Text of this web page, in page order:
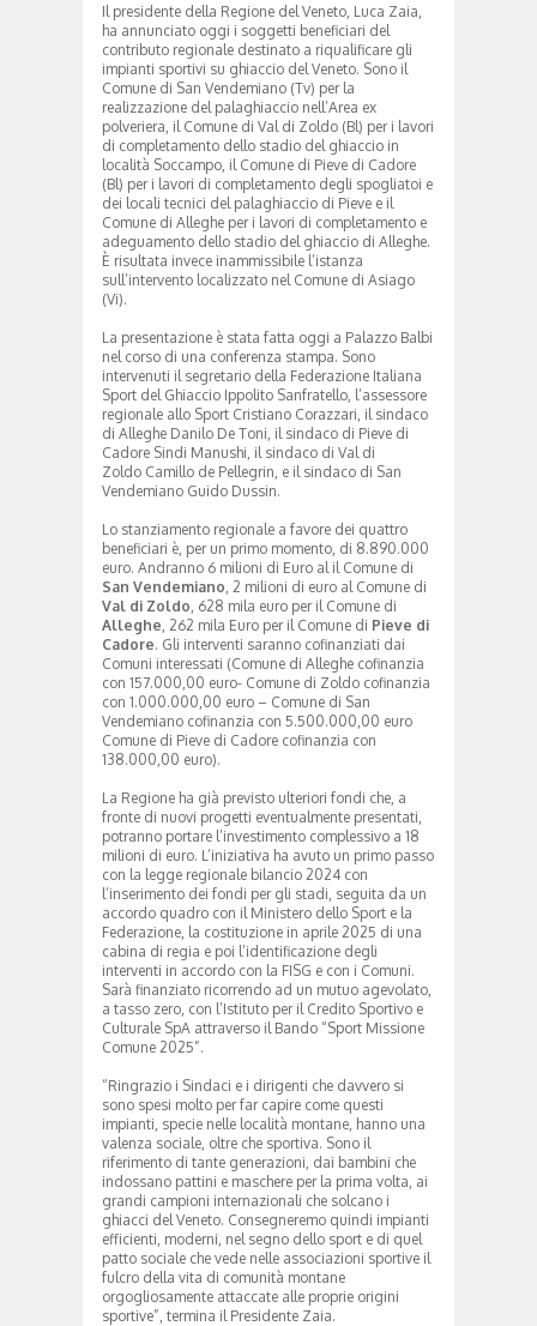
Il presidente della Regione del Veneto, Luca Zaia,
ha annunciato oggi i soggetti beneficiari del
contributo regionale destinato a riqualificare gli
impianti sportivi su ghiaccio del Veneto. Sono il
Comune di San Vendemiano (Tv) per la
realizzazione del palaghiaccio nell’Area ex
polveriera, il Comune di Val di Zoldo (Bl) per i lavori
di completamento dello stadio del ghiaccio in
località Soccampo, il Comune di Pieve di Cadore
(Bl) per i lavori di completamento degli spogliatoi e
dei locali tecnici del palaghiaccio di Pieve e il
Comune di Alleghe per i lavori di completamento e
adeguamento dello stadio del ghiaccio di Alleghe.
È risultata invece inammissibile l’istanza
sull’intervento localizzato nel Comune di Asiago
(Vi).
La presentazione è stata fatta oggi a Palazzo Balbi
nel corso di una conferenza stampa. Sono
intervenuti il segretario della Federazione Italiana
Sport del Ghiaccio Ippolito Sanfratello, l’assessore
regionale allo Sport Cristiano Corazzari, il sindaco
di Alleghe Danilo De Toni, il sindaco di Pieve di
Cadore Sindi Manushi, il sindaco di Val di
Zoldo Camillo de Pellegrin, e il sindaco di San
Vendemiano Guido Dussin.
Lo stanziamento regionale a favore dei quattro
beneficiari è, per un primo momento, di 8.890.000
euro. Andranno 6 milioni di Euro al il Comune di
San Vendemiano , 2 milioni di euro al Comune di
Val di Zoldo , 628 mila euro per il Comune di
Alleghe , 262 mila Euro per il Comune di Pieve di
Cadore. Gli interventi saranno cofinanziati dai
Comuni interessati (Comune di Alleghe cofinanzia
con 157.000,00 euro- Comune di Zoldo cofinanzia
con 1.000.000,00 euro – Comune di San
Vendemiano cofinanzia con 5.500.000,00 euro
Comune di Pieve di Cadore cofinanzia con
138.000,00 euro).
La Regione ha già previsto ulteriori fondi che, a
fronte di nuovi progetti eventualmente presentati,
potranno portare l’investimento complessivo a 18
milioni di euro. L’iniziativa ha avuto un primo passo
con la legge regionale bilancio 2024 con
l’inserimento dei fondi per gli stadi, seguita da un
accordo quadro con il Ministero dello Sport e la
Federazione, la costituzione in aprile 2025 di una
cabina di regia e poi l’identificazione degli
interventi in accordo con la FISG e con i Comuni.
Sarà finanziato ricorrendo ad un mutuo agevolato,
a tasso zero, con l’Istituto per il Credito Sportivo e
Culturale SpA attraverso il Bando “Sport Missione
Comune 2025”.
“Ringrazio i Sindaci e i dirigenti che davvero si
sono spesi molto per far capire come questi
impianti, specie nelle località montane, hanno una
valenza sociale, oltre che sportiva. Sono il
riferimento di tante generazioni, dai bambini che
indossano pattini e maschere per la prima volta, ai
grandi campioni internazionali che solcano i
ghiacci del Veneto. Consegneremo quindi impianti
efficienti, moderni, nel segno dello sport e di quel
patto sociale che vede nelle associazioni sportive il
fulcro della vita di comunità montane
orgogliosamente attaccate alle proprie origini
sportive”, termina il Presidente Zaia.